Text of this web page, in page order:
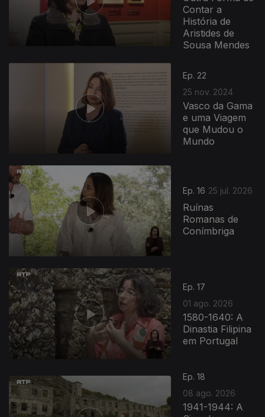
Contar a
História de
Aristides de
Sousa Mendes
Ep. 22
25 nov. 2024
Vasco da Gama
e uma Viagem
que Mudou o
Mundo
Ep. 16 25 jul. 2026
Ruínas
Romanas de
Conímbriga
Ep. 17
01 ago. 2026
1580-1640: A
Dinastia Filipina
em Portugal
946218
Ep. 18
08 ago. 2026
1941-1944: A
947438